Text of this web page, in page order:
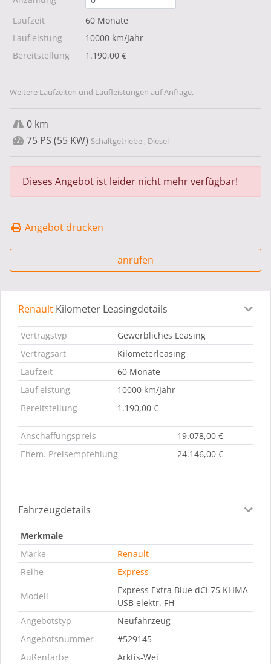
Laufzeit
60 Monate
Laufleistung
10000 km/Jahr
Bereitstellung
1.190,00 €
Weitere Laufzeiten und Laufleistungen auf Anfrage.
0 km
75 PS (55 KW) Schaltgetriebe , Diesel
Dieses Angebot ist leider nicht mehr verfügbar!
Angebot drucken
anrufen
Leasingdetails Fahrzeugdetails
Renault Kilometer Leasingdetails
Vertragstyp
Gewerbliches Leasing
Vertragsart
Kilometerleasing
Laufzeit
60 Monate
Laufleistung
10000 km/Jahr
Bereitstellung
1.190,00 €
Anschaffungspreis
19.078,00 €
Ehem. Preisempfehlung
24.146,00 €
Fahrzeugdetails
Merkmale
Marke
Renault
Reihe
Express
Modell
Express Extra Blue dCi 75 KLIMA
USB elektr. FH
Angebotstyp
Neufahrzeug
Angebotsnummer
#529145
Außenfarbe
Arktis-Wei